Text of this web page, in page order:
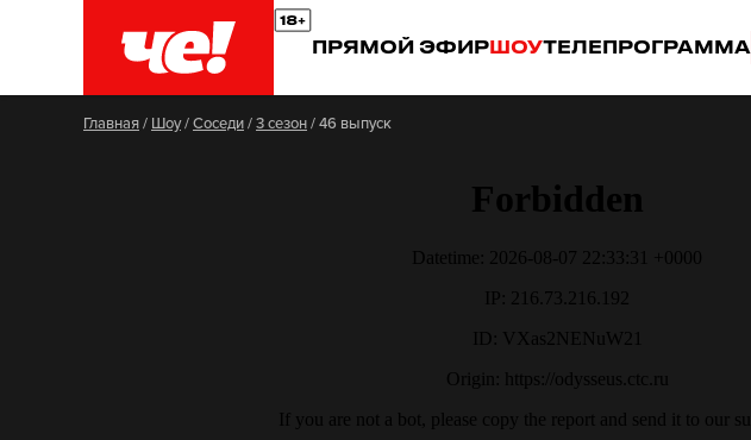
ПРЯМОЙ ЭФИРШОУТЕЛЕПРОГРАММА
Главная/ Шоу/Соседи/3 сезон/46 выпуск